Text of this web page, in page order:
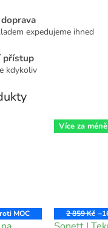
expedujeme ihned
přístup
kdykoliv
Více za méně
2 859 Kč